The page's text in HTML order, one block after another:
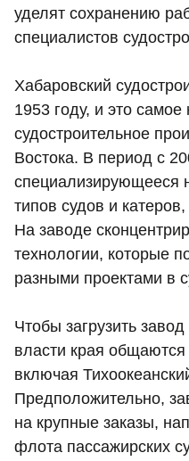
уделят сохранению
специалистов
Хабаровский
1953 году, и это самое
судостроительное
Востока. В период с
специализирующееся
типов судов и
На заводе
технологии, которые
разными проектами в
Чтобы загрузить
власти края
включая
Предположительно,
на крупные заказы,
флота пассажирских